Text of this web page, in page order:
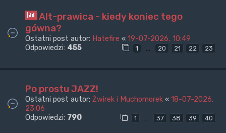
Alt-prawica - kiedy koniec tego
gówna?
Ostatni post autor: Hatefire « 19-07-2026, 10:49
Odpowiedzi: 455 1 … 20 21 22 23
Po prostu JAZZ!
Ostatni post autor: Żwirek i Muchomorek « 18-07-2026,
23:06
Odpowiedzi: 790 1 … 37 38 39 40